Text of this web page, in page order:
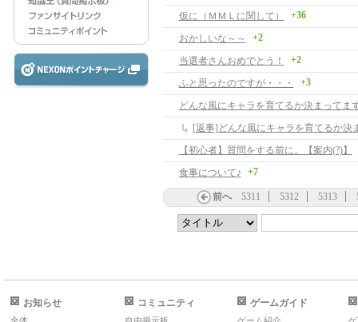
仮に（ＭＭＬに関して） +36
おかしいな～～ +2
当選者さんおめでとう！ +2
ふと思ったのですが・・・ +3
どんな風にキャラを育てるか決まってま
[返事]どんな風にキャラを育てるか決
【初心者】質問をする前に。【案内(?)】
食事について♪
+7
前へ 5311 5312 5313
お知らせ コミュニティ ゲームガイド